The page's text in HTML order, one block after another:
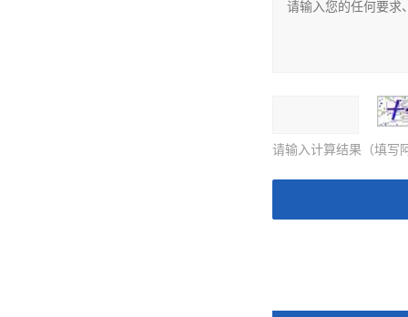
请输入计算结果（填写